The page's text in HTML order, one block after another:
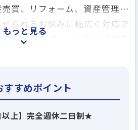
買、リフォーム、資産管理…
られるお悩みに幅広く対応で
に、揺るぎない信頼と実績を
会社も3つ設立しました！会社
はチャンスが豊富な環境です
もっと見る
すすめポイント
以上】完全週休二日制★